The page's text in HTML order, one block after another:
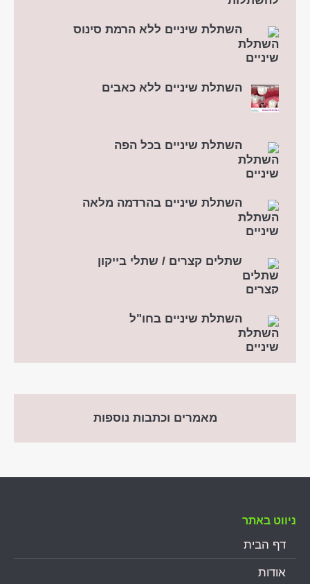
השתלת שיניים ללא הרמת סינוס
השתלת שיניים ללא כאבים
השתלת שיניים בכל הפה
השתלת שיניים בהרדמה מלאה
שתלים קצרים / שתלי בייקון
השתלת שיניים בחו"ל
מאמרים וכתבות נוספות
ניווט באתר
דף הבית
אודות